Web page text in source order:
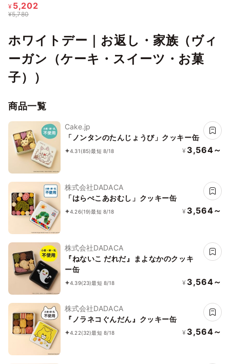
用 グルテンフリー《ヴ
ィーガンケーキ》《無添
5号
¥ 5,202
¥5,780
ホワイトデー｜お返し・家族（ヴィ
ーガン（ケーキ・スイーツ・お菓
子））
商品一覧
Cake.jp
「ノンタンのたんじょうび」クッキー缶
4.31(85)最短 8/18 ¥ 3,564～
株式会社DADACA
「はらぺこあおむし」クッキー缶
4.26(19)最短 8/18 ¥ 3,564～
株式会社DADACA
『ねないこ だれだ』まよなかのクッキ
ー缶
4.39(23)最短 8/18 ¥ 3,564～
株式会社DADACA
『ノラネコぐんだん』クッキー缶
4.22(32)最短 8/18 ¥ 3,564～